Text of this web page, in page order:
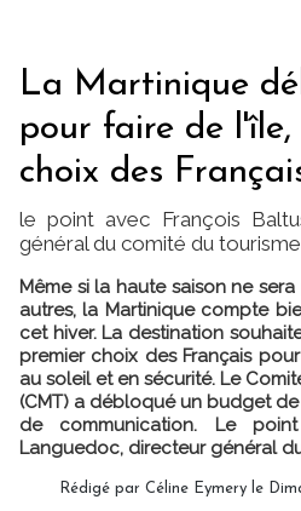
La Martinique
pour faire de
choix des
le point avec François
général du comité du
Même si la haute saison ne
autres, la Martinique compte
cet hiver. La destination
premier choix des Français
au soleil et en sécurité. Le
(CMT) a débloqué un budget
de communication. Le
Languedoc, directeur général
Rédigé par Céline Eymery le